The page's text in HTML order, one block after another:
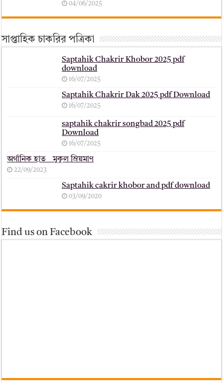
04/06/2025
সাপ্তাহিক চাকরির পত্রিকা
Saptahik Chakrir Khobor 2025 pdf
download
16/07/2025
Saptahik Chakrir Dak 2025 pdf Download
16/07/2025
saptahik chakrir songbad 2025 pdf
Download
16/07/2025
অর্গানিক হাত _ মুকুল ম্রিয়মাণ
22/09/2023
Saptahik cakrir khobor and pdf download
03/09/2020
Find us on Facebook